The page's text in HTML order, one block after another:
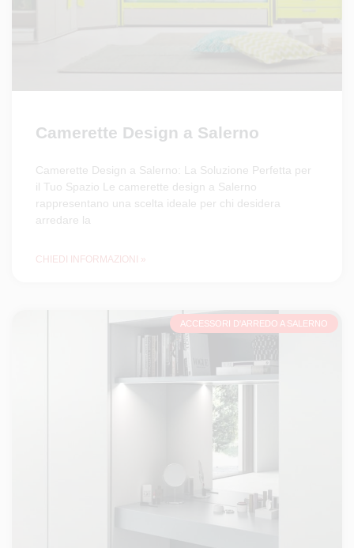
Camerette Design a Salerno
Camerette Design a Salerno: La Soluzione Perfetta per
il Tuo Spazio Le camerette design a Salerno
rappresentano una scelta ideale per chi desidera
arredare la
CHIEDI INFORMAZIONI »
ACCESSORI D'ARREDO A SALERNO